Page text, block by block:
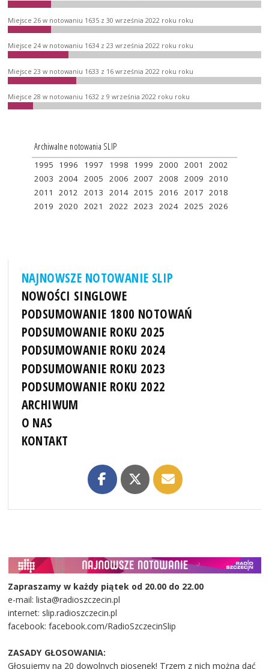
Miejsce 26 w notowaniu 1635 z 30 września 2022 roku roku
Miejsce 24 w notowaniu 1634 z 23 września 2022 roku roku
Miejsce 23 w notowaniu 1633 z 16 września 2022 roku roku
Miejsce 28 w notowaniu 1632 z 9 września 2022 roku roku
Archiwalne notowania SLIP
1995 1996 1997 1998 1999 2000 2001
2002
2003 2004 2005 2006 2007 2008 2009 2010
2011
2012 2013 2014 2015 2016 2017 2018
2019 2020 2021 2022 2023 2024 2025 2026
NAJNOWSZE NOTOWANIE SLIP
NOWOŚCI SINGLOWE
PODSUMOWANIE 1800 NOTOWAŃ
PODSUMOWANIE ROKU 2025
PODSUMOWANIE ROKU 2024
PODSUMOWANIE ROKU 2023
PODSUMOWANIE ROKU 2022
ARCHIWUM
O NAS
KONTAKT
Zapraszamy w każdy piątek od 20.00 do 22.00
e-mail: lista@radioszczecin.pl
internet: slip.radioszczecin.pl
facebook: facebook.com/RadioSzczecinSlip
ZASADY GŁOSOWANIA:
Głosujemy na 20 dowolnych piosenek! Trzem z nich można dać